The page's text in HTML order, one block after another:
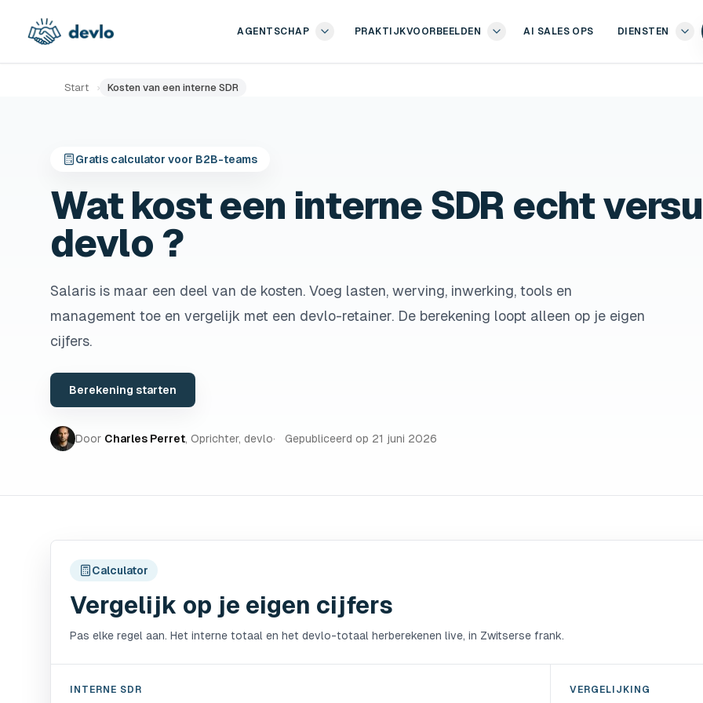
AGENTSCHAP PRAKTIJKVOORBEELDEN AI SALES OPS DIENSTEN
Start › Kosten van een interne SDR
Gratis calculator voor B2B-teams
Wat kost een interne SDR echt
devlo ?
Salaris is maar een deel van de kosten. Voeg lasten, werving, inwerking, tools en
management toe en vergelijk met een devlo-retainer. De berekening loopt alleen op je eigen
cijfers.
Berekening starten
Door Charles Perret, Oprichter, devlo Gepubliceerd op 21 juni 2026
Calculator
Vergelijk op je eigen cijfers
Pas elke regel aan. Het interne totaal en het devlo-totaal herberekenen live, in Zwitserse frank.
INTERNE SDR VERGELIJKING